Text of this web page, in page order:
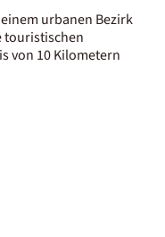
urbanen Bezirk
touristischen
von 10 Kilometern